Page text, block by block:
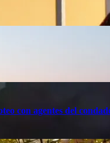
con agentes del